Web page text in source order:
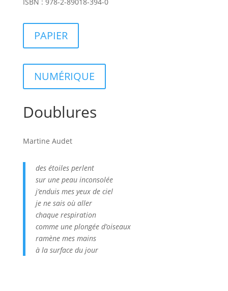
PAPIER
NUMÉRIQUE
Doublures
Martine Audet
des étoiles perlent
sur une peau inconsolée
j’enduis mes yeux de ciel
je ne sais où aller
chaque respiration
comme une plongée d’oiseaux
ramène mes mains
à la surface du jour